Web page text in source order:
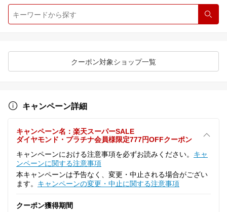
検索
クーポン対象ショップ一覧
キャンペーン詳細
キャンペーン名：楽天スーパーSALE
ダイヤモンド・プラチナ会員様限定777円OFFクーポン
キャンペーンにおける注意事項を必ずお読みください。 キャ
ンペーンに関する注意事項
本キャンペーンは予告なく、変更・中止される場合がござい
ます。 キャンペーンの変更・中止に関する注意事項
クーポン獲得期間